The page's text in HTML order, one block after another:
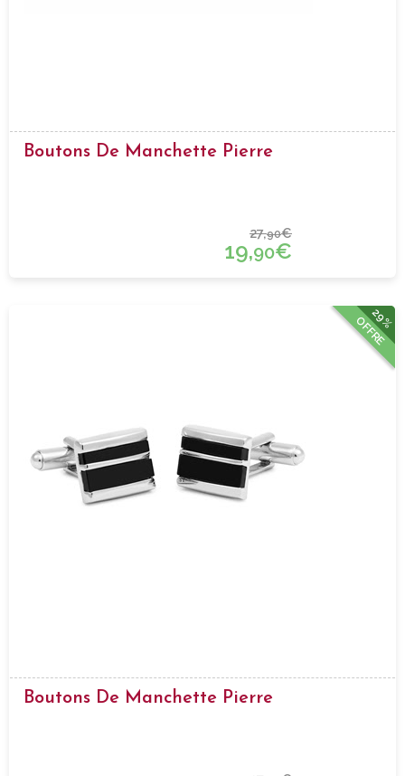
Boutons De Manchette Pierre
27,90€
19,90€
29%
OFFRE
Boutons De Manchette Pierre